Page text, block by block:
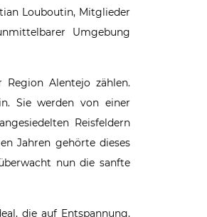
Louboutin, Mitglieder
Umgebung
Alentejo zählen.
Sie werden von einer
Reisfeldern
Jahren gehörte dieses
nun die sanfte
die auf Entspannung,